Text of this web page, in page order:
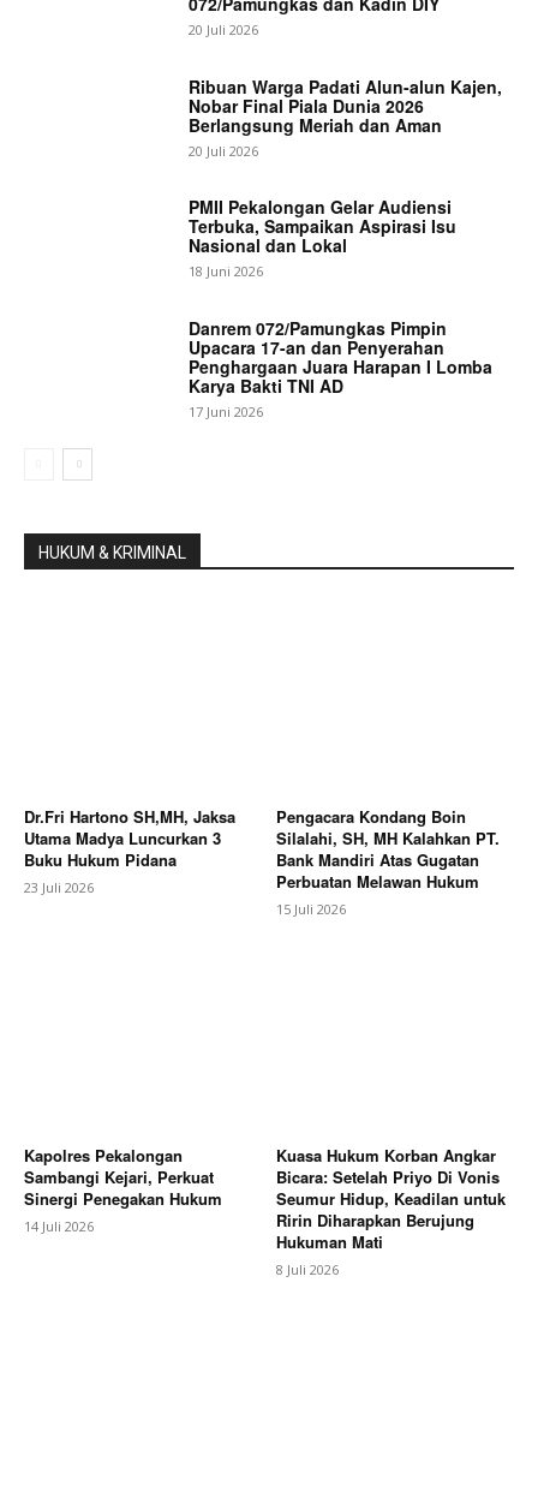
20 Juli 2026
Ribuan Warga Padati Alun-alun Kajen,
Nobar Final Piala Dunia 2026
Berlangsung Meriah dan Aman
20 Juli 2026
PMII Pekalongan Gelar Audiensi
Terbuka, Sampaikan Aspirasi Isu
Nasional dan Lokal
18 Juni 2026
Danrem 072/Pamungkas Pimpin
Upacara 17-an dan Penyerahan
Penghargaan Juara Harapan I Lomba
Karya Bakti TNI AD
17 Juni 2026
HUKUM & KRIMINAL
Dr.Fri Hartono SH,MH, Jaksa
Utama Madya Luncurkan 3
Buku Hukum Pidana
23 Juli 2026
Pengacara Kondang Boin
Silalahi, SH, MH Kalahkan PT.
Bank Mandiri Atas Gugatan
Perbuatan Melawan Hukum
15 Juli 2026
Kapolres Pekalongan
Sambangi Kejari, Perkuat
Sinergi Penegakan Hukum
14 Juli 2026
Kuasa Hukum Korban Angkar
Bicara: Setelah Priyo Di Vonis
Seumur Hidup, Keadilan untuk
Ririn Diharapkan Berujung
Hukuman Mati
8 Juli 2026